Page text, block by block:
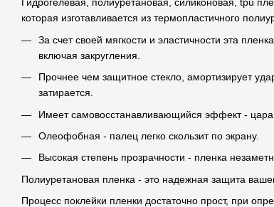
Гидрогелевая, полиуретановая, силиконовая, tpu
которая изготавливается из термопластичного
За счет своей мягкости и эластичности эта
включая закругления.
Прочнее чем защитное стекло, амортизирует
затирается.
Имеет самовосстанавливающийся эффект -
Олеофобная - палец легко скользит по экрану.
Высокая степень прозрачности - пленка
Полиуретановая пленка - это надежная защита
Процесс поклейки пленки достаточно прост, при